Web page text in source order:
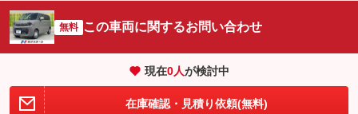
無料 この車両に関するお問い合わせ
現在0人が検討中
在庫確認・見積り依頼(無料)